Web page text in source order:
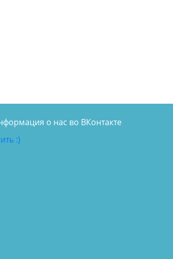
о нас во ВКонтакте
:)